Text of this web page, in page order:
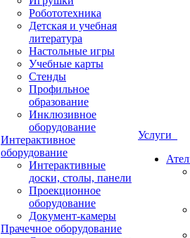
Робототехника
Детская и учебная
литература
Настольные игры
Учебные карты
Стенды
Профильное
образование
Инклюзивное
оборудование
Интерактивное
оборудование
Интерактивные
доски, столы, панели
Проекционное
оборудование
Документ-камеры
Прачечное оборудование
Услуги